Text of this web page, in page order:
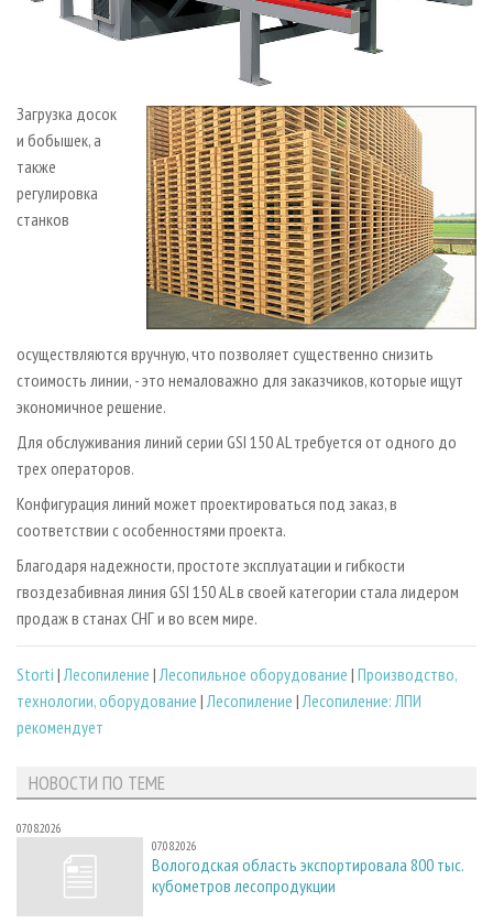
Загрузка досок
и бобышек, а
также
регулировка
станков
осуществляются вручную, что позволяет существенно снизить
стоимость линии, - это немаловажно для заказчиков, которые ищут
экономичное решение.
Для обслуживания линий серии GSI 150 AL требуется от одного до
трех операторов.
Конфигурация линий может проектироваться под заказ, в
соответствии с особенностями проекта.
Благодаря надежности, простоте эксплуатации и гибкости
гвоздезабивная линия GSI 150 AL в своей категории стала лидером
продаж в станах СНГ и во всем мире.
Storti |Лесопиление |Лесопильное оборудование | Производство,
технологии, оборудование |Лесопиление |Лесопиление: ЛПИ
рекомендует
НОВОСТИ ПО ТЕМЕ
07.08.2026
07.08.2026
Вологодская область экспортировала 800 тыс.
кубометров лесопродукции